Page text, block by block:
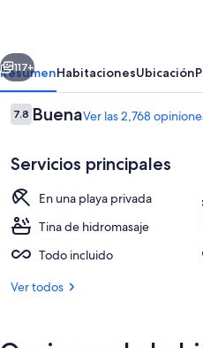
All
Inclusive
Siguiente
117+
ResumenHabitacionesUbicación
Opiniones
7.87.8 de 10,
BuenaVer las 2,768
Servicios principales
En una playa privada
Tina de hidromasaje
Todo incluido
Ver todos